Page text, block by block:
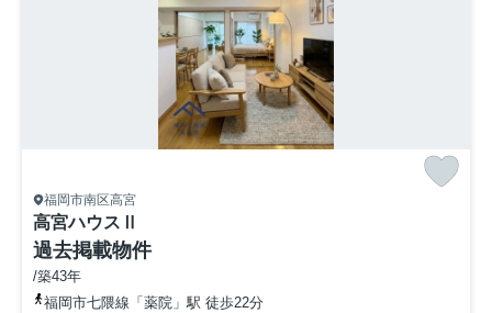
福岡市南区高宮
高宮ハウスⅡ
過去掲載物件
/築43年
福岡市七隈線「薬院」駅 徒歩22分